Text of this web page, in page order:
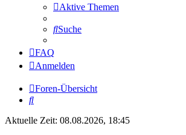
Aktive Themen
Suche
FAQ
Anmelden
Foren-Übersicht
Suche
Aktuelle Zeit: 08.08.2026, 18:45